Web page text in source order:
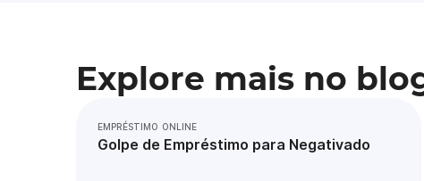
Explore mais no
EMPRÉSTIMO ONLINE
Golpe de Empréstimo para Negativado